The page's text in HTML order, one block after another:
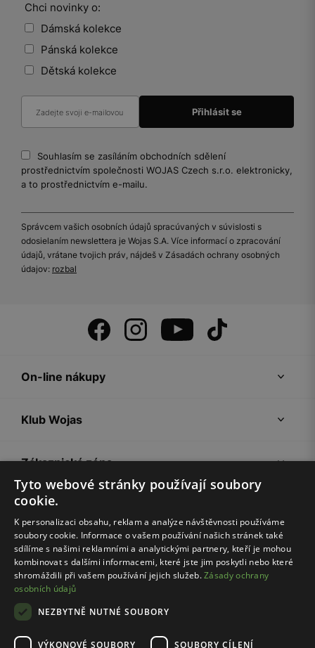
Chci novinky o:
Dámská kolekce
Pánská kolekce
Dětská kolekce
Souhlasím se zasíláním obchodních sdělení
prostřednictvím společnosti WOJAS Czech s.r.o. elektronicky,
a to prostřednictvím e-mailu.
Správcem vašich osobních údajů spracúvaných v súvislosti s
odosielaním newslettera je Wojas S.A. Více informací o zpracování
údajů, vrátane tvojich práv, nájdeš v Zásadách ochrany osobných
údajov: rozbal
On-line nákupy
Klub Wojas
Zákaznická zóna
Společnost Wojas
Rady
Tyto webové stránky používají soubory
cookie.
K personalizaci obsahu, reklam a analýze návštěvnosti používáme
soubory cookie. Informace o vašem používání našich stránek také
sdílíme s našimi reklamními a analytickými partnery, kteří je mohou
kombinovat s dalšími informacemi, které jste jim poskytli nebo které
shromáždili při vašem používání jejich služeb.Zásady ochrany
osobních údajů
NEZBYTNĚ NUTNÉ SOUBORY
VÝKONOVÉ SOUBORY SOUBORY CÍLENÍ